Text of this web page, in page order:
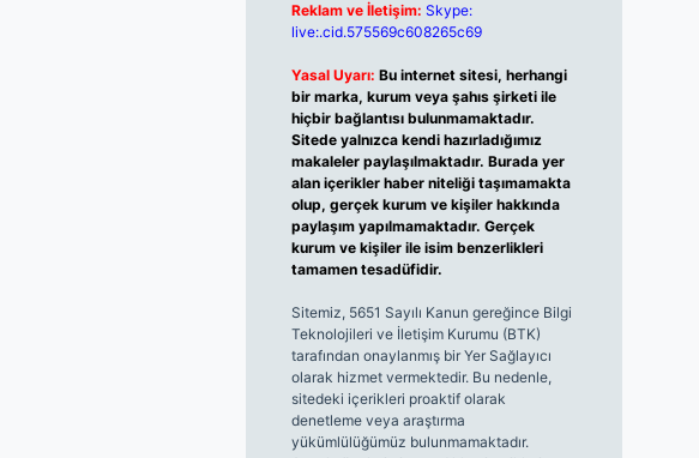
Reklam ve İletişim: Skype:
live:.cid.575569c608265c69
Yasal Uyarı: Bu internet sitesi, herhangi
bir marka, kurum veya şahıs şirketi ile
hiçbir bağlantısı bulunmamaktadır.
Sitede yalnızca kendi hazırladığımız
makaleler paylaşılmaktadır. Burada yer
alan içerikler haber niteliği taşımamakta
olup, gerçek kurum ve kişiler hakkında
paylaşım yapılmamaktadır. Gerçek
kurum ve kişiler ile isim benzerlikleri
tamamen tesadüfidir.
Sitemiz, 5651 Sayılı Kanun gereğince Bilgi
Teknolojileri ve İletişim Kurumu (BTK)
tarafından onaylanmış bir Yer Sağlayıcı
olarak hizmet vermektedir. Bu nedenle,
sitedeki içerikleri proaktif olarak
denetleme veya araştırma
yükümlülüğümüz bulunmamaktadır.